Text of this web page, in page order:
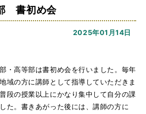
書初め会
2025年01月14日
・高等部は書初め会を行いました。毎年
域の方に講師として指導していただきま
段の授業以上にかなり集中して自分の課
た。書きあがった後には、講師の方に